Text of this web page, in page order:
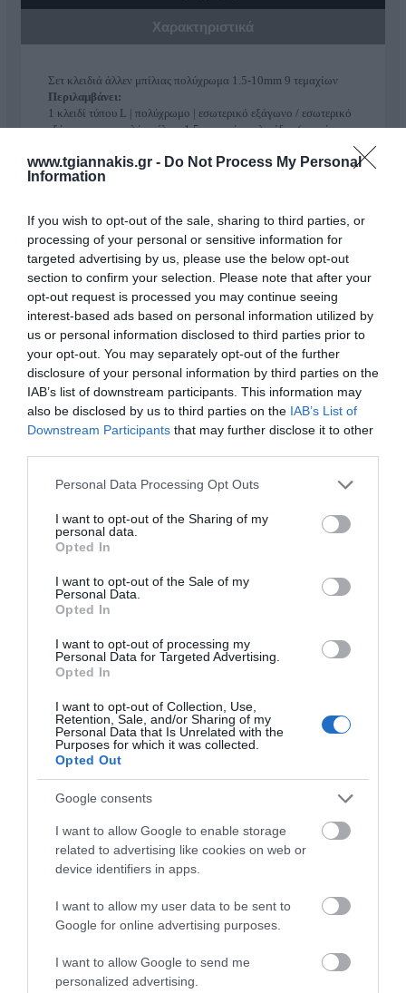
www.tgiannakis.gr - Do Not Process My Personal
Information
If you wish to opt-out of the sale, sharing to third parties, or
processing of your personal or sensitive information for
targeted advertising by us, please use the below opt-out
section to confirm your selection. Please note that after your
opt-out request is processed you may continue seeing
interest-based ads based on personal information utilized by
us or personal information disclosed to third parties prior to
your opt-out. You may separately opt-out of the further
disclosure of your personal information by third parties on the
IAB’s list of downstream participants. This information may
also be disclosed by us to third parties on the IAB’s List of
Downstream Participants that may further disclose it to other
Please note that this website/app uses one or more Google
not limited to your visit or usage behaviour. You may click to
grant or deny consent to Google and its third-party tags to
use your data for below specified purposes in below Google
consent section.
Personal Data Processing Opt Outs
I want to opt-out of the Sharing of my
personal data.
Opted In
I want to opt-out of the Sale of my
Personal Data.
Opted In
I want to opt-out of processing my
Personal Data for Targeted Advertising.
Opted In
I want to opt-out of Collection, Use,
Retention, Sale, and/or Sharing of my
Personal Data that Is Unrelated with the
Purposes for which it was collected.
Opted Out
Google consents
I want to allow Google to enable storage
related to advertising like cookies on web or
device identifiers in apps.
I want to allow my user data to be sent to
Google for online advertising purposes.
I want to allow Google to send me
personalized advertising.
Χαρακτηριστικά
Σετ κλειδιά άλλεν μπίλιας πολύχρωμα 1.5-10mm 9 τεμαχίων
Περιλαμβάνει:
1 κλειδί τύπου L | πολύχρωμο | εσωτερικό εξάγωνο / εσωτερικό
εξάγωνο με κεφαλή μπίλιας 1,5 mm, μήκος λεπίδας (κοντή
1 κλειδί τύπου L | πολύχρωμο | εσωτερικό εξάγωνο / εσωτερικό
εξάγωνο με κεφαλή μπίλιας 2 mm, μήκος λεπίδας (κοντή
εξάγωνο με κεφαλή μπίλιας 2,5 mm, μήκος λεπίδας (κοντή
πλευρά): 18 mm, μήκος λεπίδας (μακριά πλευρά): 90 mm
1 κλειδί τύπου L | πολύχρωμο | εσωτερικό εξάγωνο / εσωτερικό
εξάγωνο με κεφαλή μπίλιας 3 mm, μήκος λεπίδας (κοντή
πλευρά): 20 mm, μήκος λεπίδας (μακριά πλευρά): 100 mm
1 κλειδί τύπου L | πολύχρωμο | εσωτερικό εξάγωνο / εσωτερικό
εξάγωνο με κεφαλή μπίλιας 4 mm, μήκος λεπίδας (κοντή
πλευρά): 25 mm, μήκος λεπίδας (μακριά πλευρά): 106 mm
1 κλειδί τύπου L | πολύχρωμο | εσωτερικό εξάγωνο / εσωτερικό
εξάγωνο με κεφαλή μπίλιας 5 mm, μήκος λεπίδας (κοντή
πλευρά): 28 mm, μήκος λεπίδας (μακριά πλευρά): 118 mm
1 κλειδί τύπου L | πολύχρωμο | εσωτερικό εξάγωνο / εσωτερικό
εξάγωνο με κεφαλή μπίλιας 6 mm, μήκος λεπίδας (κοντή
πλευρά): 32 mm, μήκος λεπίδας (μακριά πλευρά): 140 mm
1 κλειδί τύπου L | πολύχρωμο | εσωτερικό εξάγωνο / εσωτερικό
πλευρά): 36 mm, μήκος λεπίδας (μακριά πλευρά): 160 mm
εξάγωνο με κεφαλή μπίλιας 10 mm, μήκος λεπίδας (κοντή
πλευρά): 40 mm, μήκος λεπίδας (μακριά πλευρά): 170 mm
Με βάση την επιλογή
σας, ενδέχεται να
ενδιαφέρει τα ακόλουθα
στοιχεία: